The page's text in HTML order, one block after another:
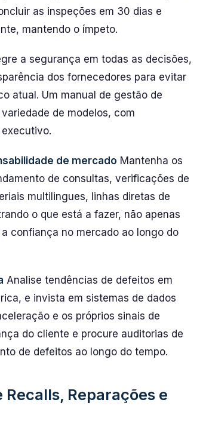
as inspeções em 30 dias e
mantendo o ímpeto.
a segurança em todas as decisões,
dos fornecedores para evitar
atual. Um manual de gestão de
de modelos, com
de mercado Mantenha os
de consultas, verificações de
multilingues, linhas diretas de
o que está a fazer, não apenas
confiança no mercado ao longo do
Analise tendências de defeitos em
e invista em sistemas de dados
e os próprios sinais de
do cliente e procure auditorias de
de defeitos ao longo do tempo.
Reparações e